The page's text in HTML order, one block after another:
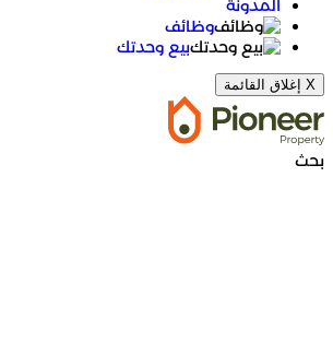
المدونة
وظائف
بيع وحدتك
X إغلاق القائمة
بحث